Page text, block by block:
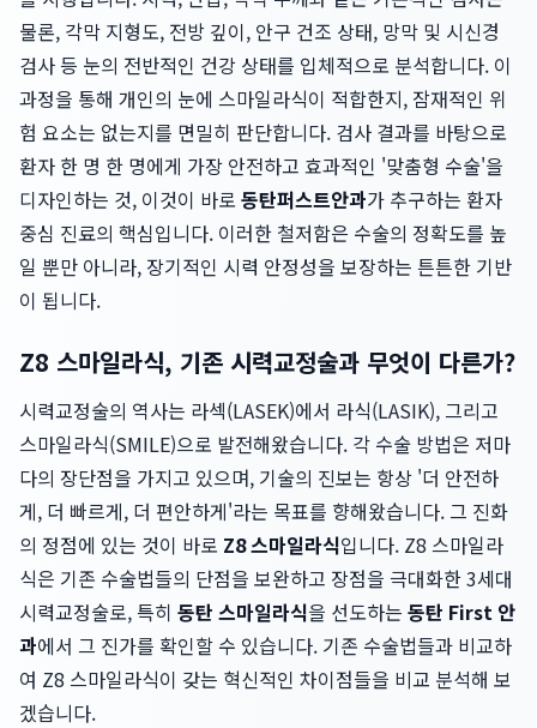
물론, 각막 지형도, 전방 깊이, 안구 건조 상태, 망막 및 시신경
검사 등 눈의 전반적인 건강 상태를 입체적으로 분석합니다. 이
과정을 통해 개인의 눈에 스마일라식이 적합한지, 잠재적인 위
험 요소는 없는지를 면밀히 판단합니다. 검사 결과를 바탕으로
환자 한 명 한 명에게 가장 안전하고 효과적인 '맞춤형 수술'을
디자인하는 것, 이것이 바로 동탄퍼스트안과가 추구하는 환자
중심 진료의 핵심입니다. 이러한 철저함은 수술의 정확도를 높
일 뿐만 아니라, 장기적인 시력 안정성을 보장하는 튼튼한 기반
이 됩니다.
Z8 스마일라식, 기존 시력교정술과 무엇이 다른가?
시력교정술의 역사는 라섹(LASEK)에서 라식(LASIK), 그리고
스마일라식(SMILE)으로 발전해왔습니다. 각 수술 방법은 저마
다의 장단점을 가지고 있으며, 기술의 진보는 항상 '더 안전하
게, 더 빠르게, 더 편안하게'라는 목표를 향해왔습니다. 그 진화
의 정점에 있는 것이 바로 Z8 스마일라식입니다. Z8 스마일라
식은 기존 수술법들의 단점을 보완하고 장점을 극대화한 3세대
시력교정술로, 특히 동탄 스마일라식을 선도하는 동탄 First 안
과에서 그 진가를 확인할 수 있습니다. 기존 수술법들과 비교하
여 Z8 스마일라식이 갖는 혁신적인 차이점들을 비교 분석해 보
겠습니다.